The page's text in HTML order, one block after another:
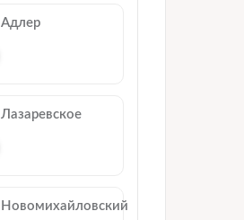
Адлер
Лазаревское
Новомихайловский